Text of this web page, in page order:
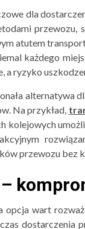
dla
przewozu,
atutem
każdego
a ryzyko
alternatywa
Na przykład,
kolejowych
przewozu bez
wart
dostarczenia